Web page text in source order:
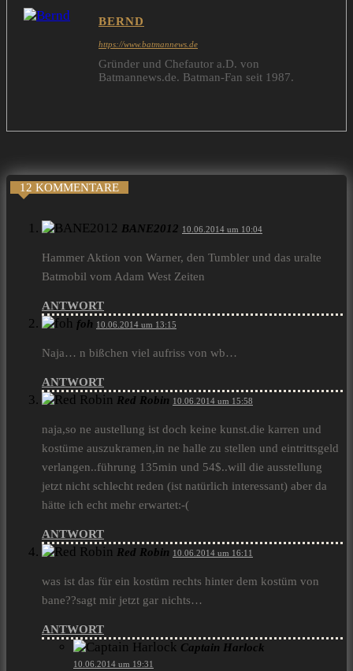
BERND
https://www.batmannews.de
Gründer und Chefautor a.D. von
Batmannews.de. Batman-Fan seit 1987.
12 KOMMENTARE
BANE2012 10.06.2014 um 10:04
Hammer Aktion von Warner, den Tumbler und das uralte
Batmobil vom Adam West Zeiten
ANTWORT
foh 10.06.2014 um 13:15
Naja… n bißchen viel aufriss von wb…
ANTWORT
Red Robin 10.06.2014 um 15:58
naja,so ne austellung ist doch keine kunst.die karren und
kostüme auszukramen,in ne halle zu stellen und eintrittsgeld
verlangen..führung 135min und 54$..will die ausstellung
jetzt nicht schlecht reden (ist natürlich interessant) aber da
hätte ich echt mehr erwartet:-(
ANTWORT
Red Robin 10.06.2014 um 16:11
was ist das für ein kostüm rechts hinter dem kostüm von
bane??sagt mir jetzt gar nichts…
ANTWORT
Captain Harlock
10.06.2014 um 19:31